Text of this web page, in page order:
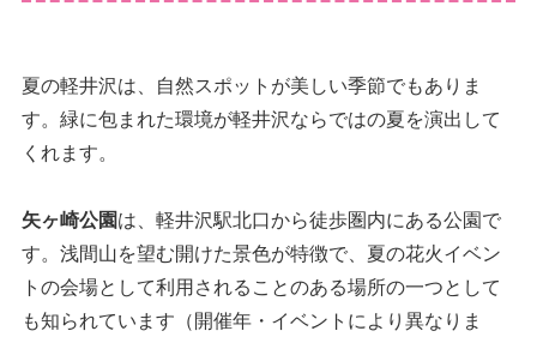
夏の軽井沢は、自然スポットが美しい季節でもありま
す。緑に包まれた環境が軽井沢ならではの夏を演出して
くれます。
矢ヶ崎公園は、軽井沢駅北口から徒歩圏内にある公園で
す。浅間山を望む開けた景色が特徴で、夏の花火イベン
トの会場として利用されることのある場所の一つとして
も知られています（開催年・イベントにより異なりま